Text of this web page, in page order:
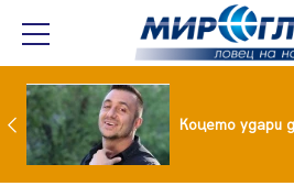
Тишина преди бурята! Защо Саня Армутлиева продължава да мълчи за раздялата с Дара?